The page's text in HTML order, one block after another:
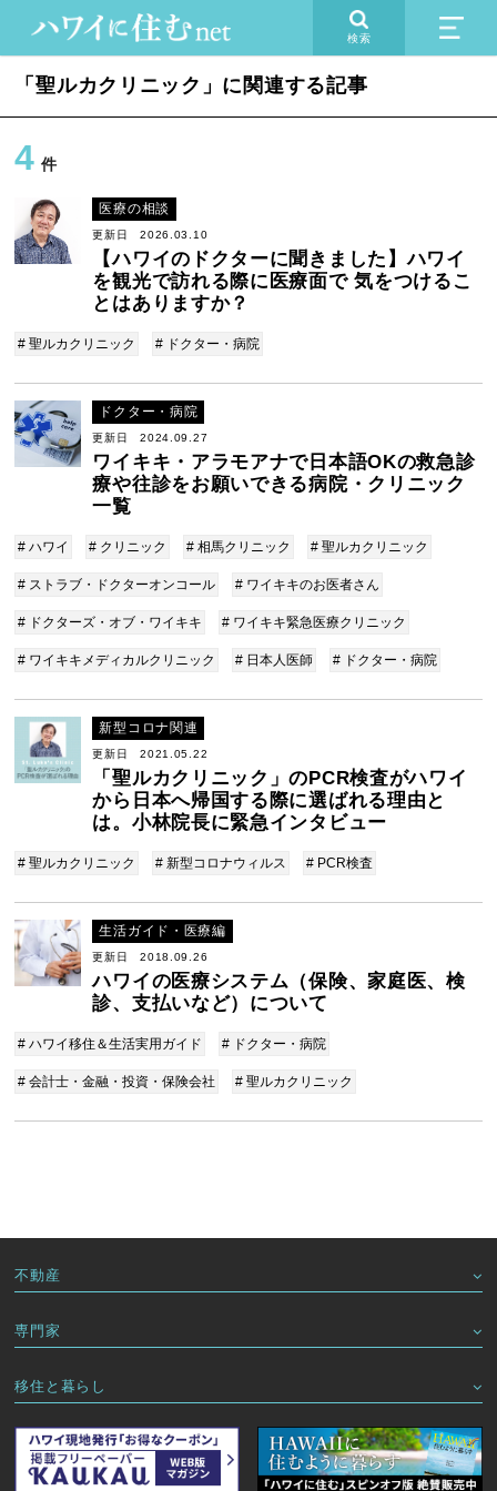
検索
「聖ルカクリニック」に関連する記事
4 件
医療の相談
更新日 2026.03.10
【ハワイのドクターに聞きました】ハワイ
を観光で訪れる際に医療面で 気をつけるこ
とはありますか？
# 聖ルカクリニック # ドクター・病院
ドクター・病院
更新日 2024.09.27
ワイキキ・アラモアナで日本語OKの救急診
療や往診をお願いできる病院・クリニック
一覧
# ハワイ # クリニック # 相馬クリニック # 聖ルカクリニック
# ストラブ・ドクターオンコール # ワイキキのお医者さん
# ドクターズ・オブ・ワイキキ # ワイキキ緊急医療クリニック
# ワイキキメディカルクリニック # 日本人医師 # ドクター・病院
新型コロナ関連
更新日 2021.05.22
「聖ルカクリニック」のPCR検査がハワイ
から日本へ帰国する際に選ばれる理由と
は。小林院長に緊急インタビュー
# 聖ルカクリニック # 新型コロナウィルス # PCR検査
生活ガイド・医療編
更新日 2018.09.26
ハワイの医療システム（保険、家庭医、検
診、支払いなど）について
# ハワイ移住＆生活実用ガイド # ドクター・病院
# 会計士・金融・投資・保険会社 # 聖ルカクリニック
不動産
専門家
移住と暮らし